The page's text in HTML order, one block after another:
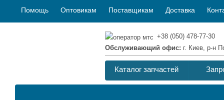
Помощь Оптовикам Поставщикам Доставка
+38 (050) 478-77-30
Обслуживающий офис: г. Киев, р-н
Каталог запчастей